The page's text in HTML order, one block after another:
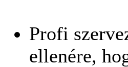
Profi
ellenére,